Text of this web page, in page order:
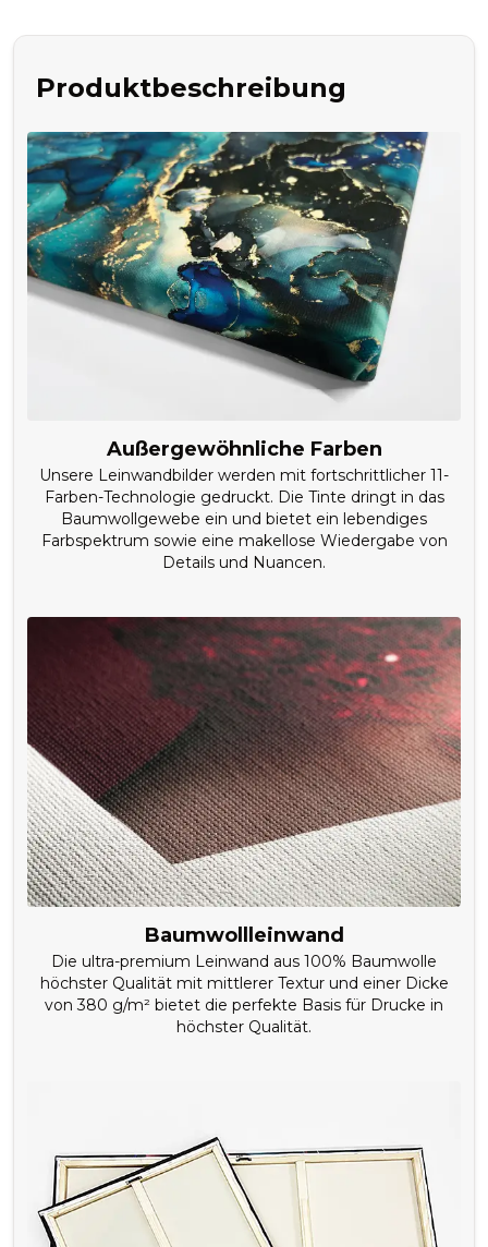
Produktbeschreibung
Außergewöhnliche Farben
Unsere Leinwandbilder werden mit fortschrittlicher 11-
Farben-Technologie gedruckt. Die Tinte dringt in das
Baumwollgewebe ein und bietet ein lebendiges
Farbspektrum sowie eine makellose Wiedergabe von
Details und Nuancen.
Baumwollleinwand
Die ultra-premium Leinwand aus 100% Baumwolle
höchster Qualität mit mittlerer Textur und einer Dicke
von 380 g/m² bietet die perfekte Basis für Drucke in
höchster Qualität.